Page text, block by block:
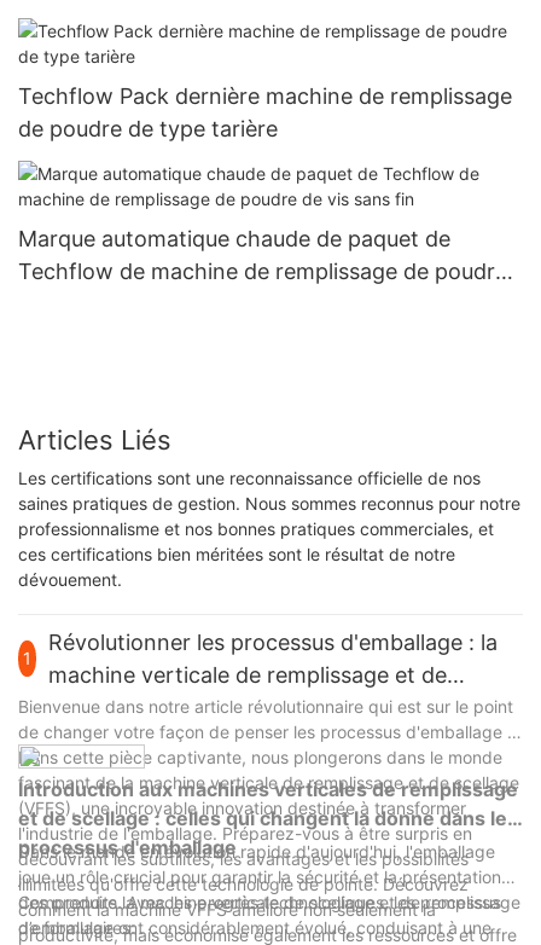
Techflow Pack dernière machine de remplissage
de poudre de type tarière
Marque automatique chaude de paquet de
Techflow de machine de remplissage de poudre
Articles Liés
Les certifications sont une reconnaissance officielle de nos
saines pratiques de gestion. Nous sommes reconnus pour notre
professionnalisme et nos bonnes pratiques commerciales, et
ces certifications bien méritées sont le résultat de notre
dévouement.
1
Révolutionner les processus d'emballage : la
machine verticale de remplissage et de
scellage
Bienvenue dans notre article révolutionnaire qui est sur le point
de changer votre façon de penser les processus d'emballage !
Dans cette pièce captivante, nous plongerons dans le monde
fascinant de la machine verticale de remplissage et de scellage
(VFFS), une incroyable innovation destinée à transformer
l'industrie de l'emballage. Préparez-vous à être surpris en
découvrant les subtilités, les avantages et les possibilités
illimitées qu'offre cette technologie de pointe. Découvrez
comment la machine VFFS améliore non seulement la
productivité, mais économise également les ressources et offre
Introduction aux machines verticales de remplissage
et de scellage : celles qui changent la donne dans les
processus d'emballage
Dans le monde en évolution rapide d'aujourd'hui, l'emballage
joue un rôle crucial pour garantir la sécurité et la présentation
des produits. Avec les progrès technologiques, les processus
d’emballage ont considérablement évolué, conduisant à une
Comprendre la machine verticale de scellage et de remplissage
de formulaires: